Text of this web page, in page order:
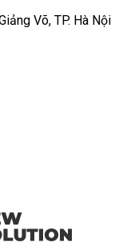
Võ, TP. Hà Nội